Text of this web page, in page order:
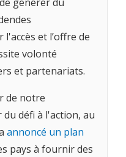
et l’offre de
volonté
et partenariats.
de notre
du défi à l'action, au
annoncé un plan
pays à fournir des